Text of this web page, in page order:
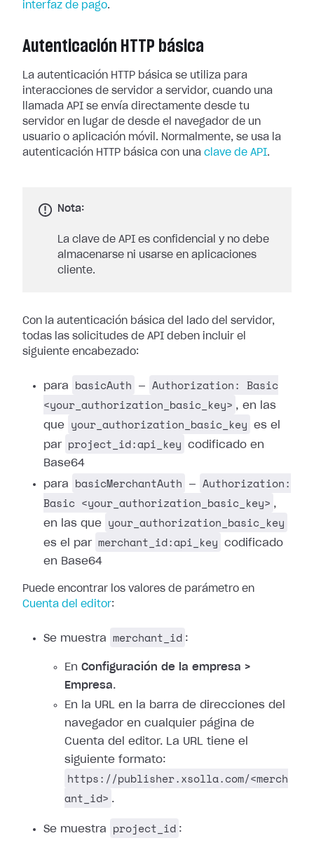
interfaz de pago.
Autenticación HTTP básica
La autenticación HTTP básica se utiliza para
interacciones de servidor a servidor, cuando una
llamada API se envía directamente desde tu
servidor en lugar de desde el navegador de un
usuario o aplicación móvil. Normalmente, se usa la
autenticación HTTP básica con una clave de API.
Nota:
La clave de API es confidencial y no debe
almacenarse ni usarse en aplicaciones
cliente.
Con la autenticación básica del lado del servidor,
todas las solicitudes de API deben incluir el
siguiente encabezado:
para basicAuth —
Authorization: Basic
<your_authorization_basic_key> , en las
que
your_authorization_basic_key
es el
par project_id:api_key
codificado en
Base64
para
basicMerchantAuth —
Authorization:
Basic <your_authorization_basic_key> ,
en las que
your_authorization_basic_key
es el par merchant_id:api_key
codificado
en Base64
Puede encontrar los valores de parámetro en
Cuenta del editor:
Se muestra merchant_id :
En Configuración de la empresa >
Empresa.
En la URL en la barra de direcciones del
navegador en cualquier página de
Cuenta del editor. La URL tiene el
siguiente formato:
https://publisher.xsolla.com/<merch
ant_id> .
Se muestra project_id :